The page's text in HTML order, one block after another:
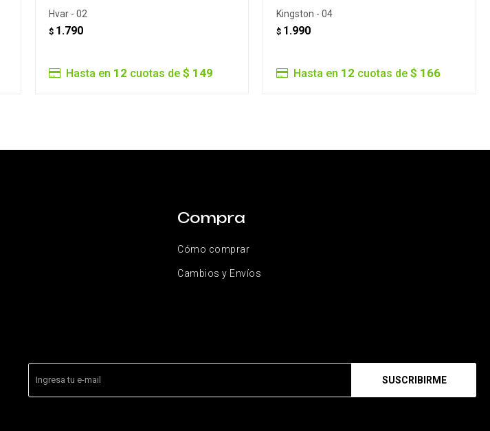
Hvar - 02
$ 1.790
Hasta en 12 cuotas de $ 149
Kingston - 04
$ 1.990
Hasta en 12 cuotas de $ 166
SUSCRIBIRME
Compra
Cómo comprar
Cambios y Envíos